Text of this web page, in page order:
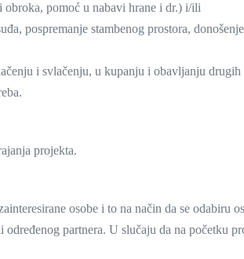
obroka, pomoć u nabavi hrane i dr.) i/ili
pospremanje stambenog prostora,
i svlačenju, u kupanju i obavljanju
projekta.
osobe i to na način da se
partnera. U slučaju da na početku